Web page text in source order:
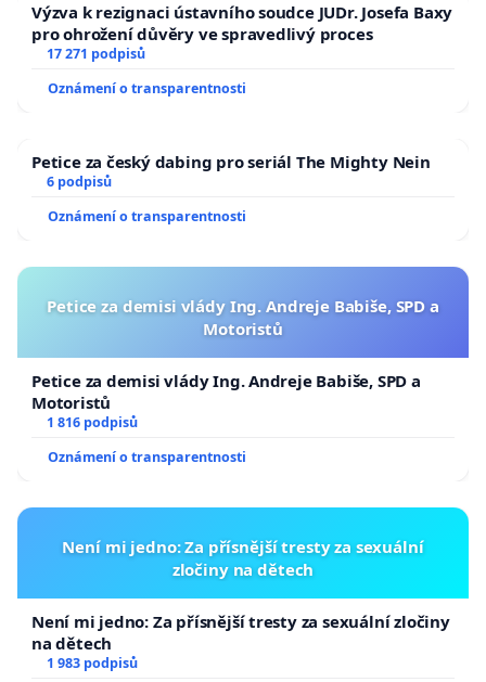
Výzva k rezignaci ústavního soudce JUDr. Josefa Baxy
pro ohrožení důvěry ve spravedlivý proces
17 271 podpisů
Oznámení o transparentnosti
Petice za český dabing pro seriál The Mighty Nein
6 podpisů
Oznámení o transparentnosti
Petice za demisi vlády Ing. Andreje Babiše, SPD a
Motoristů
Petice za demisi vlády Ing. Andreje Babiše, SPD a
Motoristů
1 816 podpisů
Oznámení o transparentnosti
Není mi jedno: Za přísnější tresty za sexuální
zločiny na dětech
Není mi jedno: Za přísnější tresty za sexuální zločiny
na dětech
1 983 podpisů